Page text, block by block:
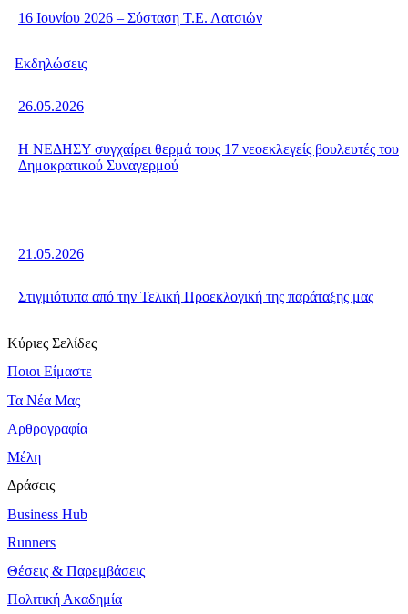
16 Ιουνίου 2026 – Σύσταση Τ.Ε. Λατσιών
26.05.2026
Η ΝΕΔΗΣΥ συγχαίρει θερμά τους 17 νεοεκλεγείς βουλευτές του
Δημοκρατικού Συναγερμού
Εκδηλώσεις
21.05.2026
Στιγμιότυπα από την Τελική Προεκλογική της παράταξης μας
Κύριες Σελίδες
Ποιοι Είμαστε
Τα Νέα Μας
Αρθρογραφία
Μέλη
Δράσεις
Business Hub
Runners
Θέσεις & Παρεμβάσεις
Πολιτική Ακαδημία